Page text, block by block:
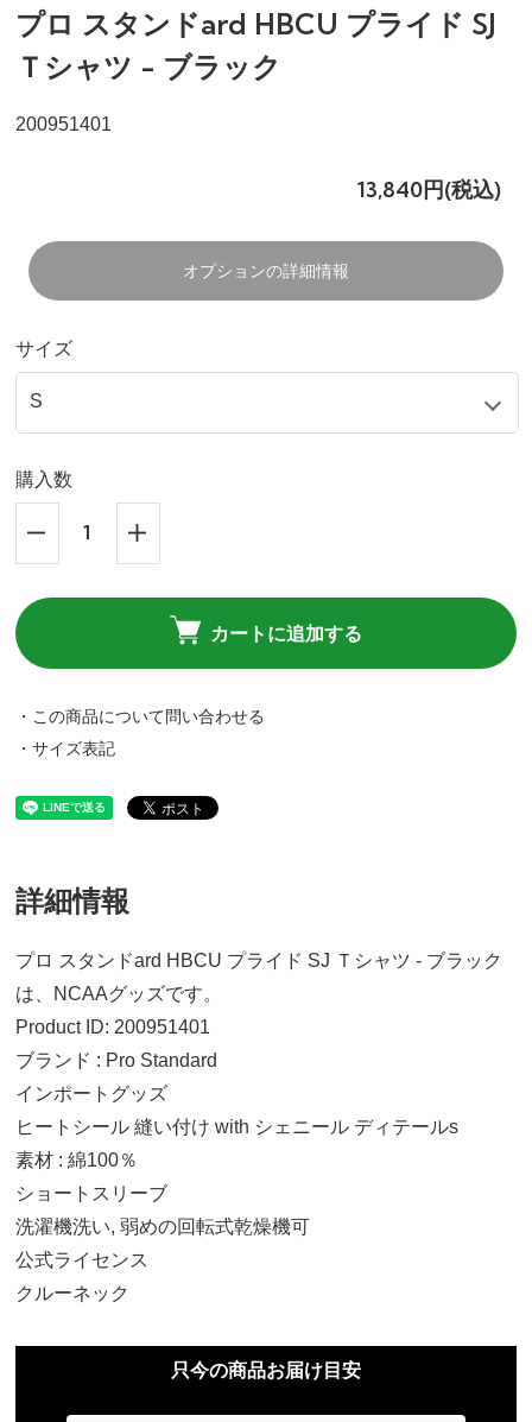
プロ スタンドard HBCU プライド SJ
Ｔシャツ - ブラック
200951401
13,840円(税込)
オプションの詳細情報
サイズ
購入数
カートに追加する
・この商品について問い合わせる
・サイズ表記
詳細情報
プロ スタンドard HBCU プライド SJ Ｔシャツ - ブラック
は、NCAAグッズです。
Product ID: 200951401
ブランド : Pro Standard
インポートグッズ
ヒートシール 縫い付け with シェニール ディテールs
素材 : 綿100％
ショートスリーブ
洗濯機洗い, 弱めの回転式乾燥機可
公式ライセンス
クルーネック
只今の商品お届け目安
13,840円(税込)
13,840円(税込)